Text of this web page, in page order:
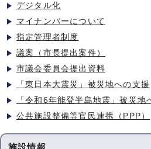
デジタル化
マイナンバーについて
指定管理者制度
議案（市長提出案件）
市議会委員会提出資料
「東日本大震災」被災地への支援
「令和6年能登半島地震」被災地
公共施設整備等官民連携（PPP）